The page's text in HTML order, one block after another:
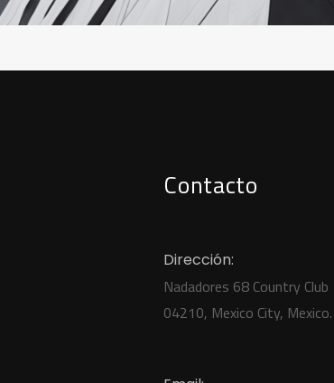
Contacto
Dirección:
Nadadores 68 Country Club
04210, Mexico City, Mexico.